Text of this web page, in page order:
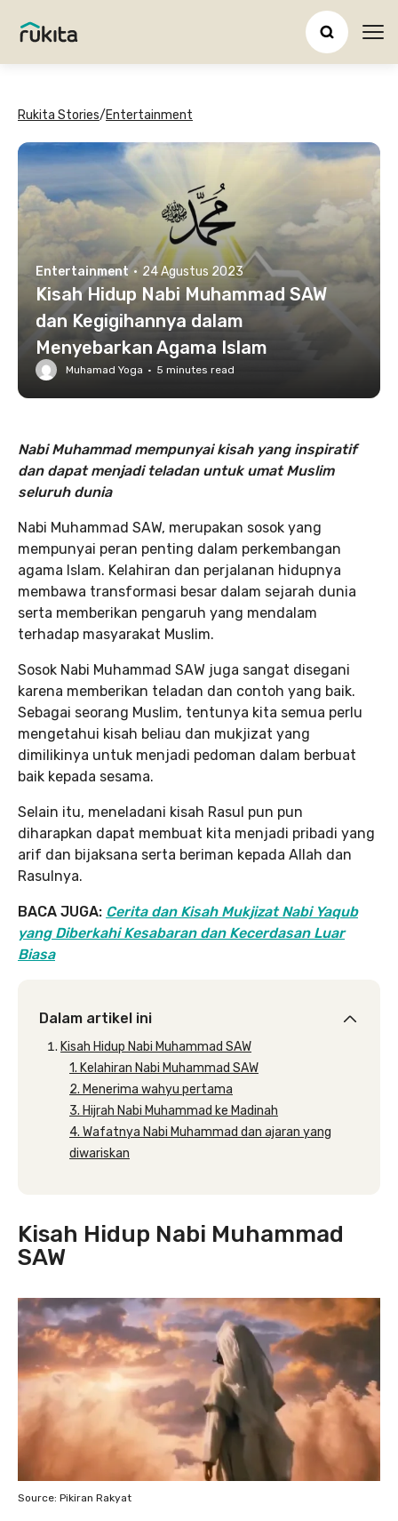
Rukita Stories/Entertainment
Entertainment · 24 Agustus 2023
Kisah Hidup Nabi Muhammad SAW
dan Kegigihannya dalam
Menyebarkan Agama Islam
Muhamad Yoga · 5 minutes read
Nabi Muhammad mempunyai kisah yang inspiratif
dan dapat menjadi teladan untuk umat Muslim
seluruh dunia
Nabi Muhammad SAW, merupakan sosok yang
mempunyai peran penting dalam perkembangan
agama Islam. Kelahiran dan perjalanan hidupnya
membawa transformasi besar dalam sejarah dunia
serta memberikan pengaruh yang mendalam
terhadap masyarakat Muslim.
Sosok Nabi Muhammad SAW juga sangat disegani
karena memberikan teladan dan contoh yang baik.
Sebagai seorang Muslim, tentunya kita semua perlu
mengetahui kisah beliau dan mukjizat yang
dimilikinya untuk menjadi pedoman dalam berbuat
baik kepada sesama.
Selain itu, meneladani kisah Rasul pun pun
diharapkan dapat membuat kita menjadi pribadi yang
arif dan bijaksana serta beriman kepada Allah dan
Rasulnya.
BACA JUGA: Cerita dan Kisah Mukjizat Nabi Yaqub
yang Diberkahi Kesabaran dan Kecerdasan Luar
Biasa
Dalam artikel ini
Kisah Hidup Nabi Muhammad SAW
1. Kelahiran Nabi Muhammad SAW
2. Menerima wahyu pertama
3. Hijrah Nabi Muhammad ke Madinah
4. Wafatnya Nabi Muhammad dan ajaran yang
diwariskan
Kisah Hidup Nabi Muhammad
SAW
Source: Pikiran Rakyat